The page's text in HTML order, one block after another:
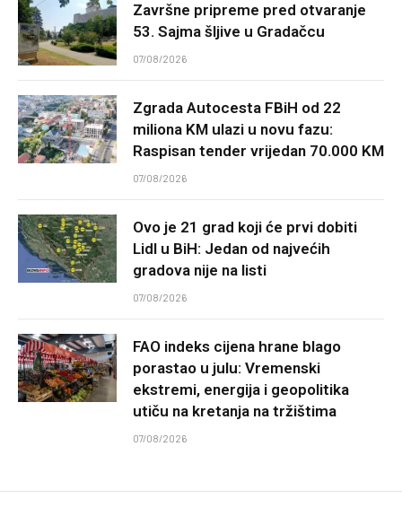
Završne pripreme pred otvaranje
53. Sajma šljive u Gradačcu
07/08/2026
Zgrada Autocesta FBiH od 22
miliona KM ulazi u novu fazu:
Raspisan tender vrijedan 70.000 KM
07/08/2026
Ovo je 21 grad koji će prvi dobiti
Lidl u BiH: Jedan od najvećih
gradova nije na listi
07/08/2026
FAO indeks cijena hrane blago
porastao u julu: Vremenski
ekstremi, energija i geopolitika
utiču na kretanja na tržištima
07/08/2026